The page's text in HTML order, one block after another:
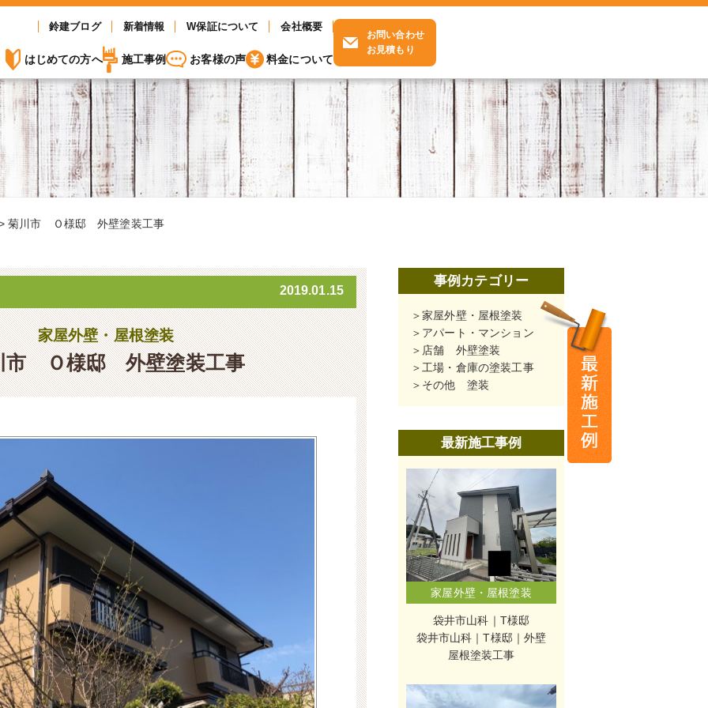
鈴建ブログ 新着情報 W保証について 会社概要
はじめての方へ 施工事例 お客様の声 料金について
お問い合わせ
お見積もり
菊川市 Ｏ様邸 外壁塗装工事
2019.01.15
家屋外壁・屋根塗装
市 Ｏ様邸 外壁塗装工事
事例カテゴリー
家屋外壁・屋根塗装
アパート・マンション
店舗 外壁塗装
工場・倉庫の塗装工事
その他 塗装
最新施工事例
家屋外壁・屋根塗装
袋井市山科｜T様邸
袋井市山科｜T様邸｜外壁
屋根塗装工事